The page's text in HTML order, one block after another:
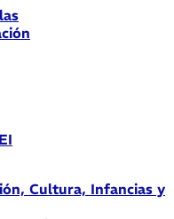
Cultura, Infancias y